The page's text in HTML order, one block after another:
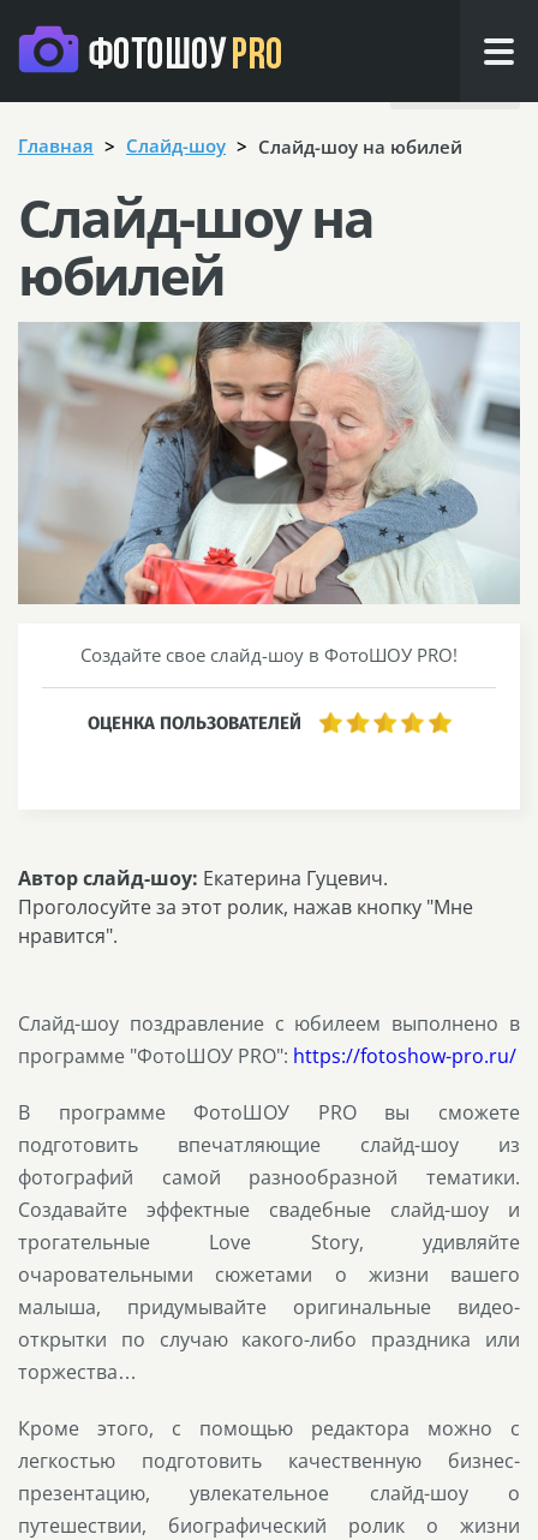
Главная Cлайд-шоу Слайд-шоу на юбилей
Слайд-шоу на
юбилей
Создайте свое слайд-шоу в ФотоШОУ PRO!
ОЦЕНКА ПОЛЬЗОВАТЕЛЕЙ
Автор слайд-шоу: Екатерина Гуцевич.
Проголосуйте за этот ролик, нажав кнопку "Мне
нравится".
Слайд-шоу поздравление с юбилеем выполнено в
программе "ФотоШОУ PRO": https://fotoshow-pro.ru/
В программе ФотоШОУ PRO вы сможете
подготовить впечатляющие слайд-шоу из
фотографий самой разнообразной тематики.
Создавайте эффектные свадебные слайд-шоу и
трогательные Love Story, удивляйте
очаровательными сюжетами о жизни вашего
малыша, придумывайте оригинальные видео-
открытки по случаю какого-либо праздника или
торжества…
Кроме этого, с помощью редактора можно с
легкостью подготовить качественную бизнес-
презентацию, увлекательное слайд-шоу о
путешествии, биографический ролик о жизни